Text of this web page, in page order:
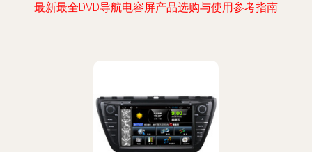
最新最全DVD导航电容屏产品选购与使用参考指南